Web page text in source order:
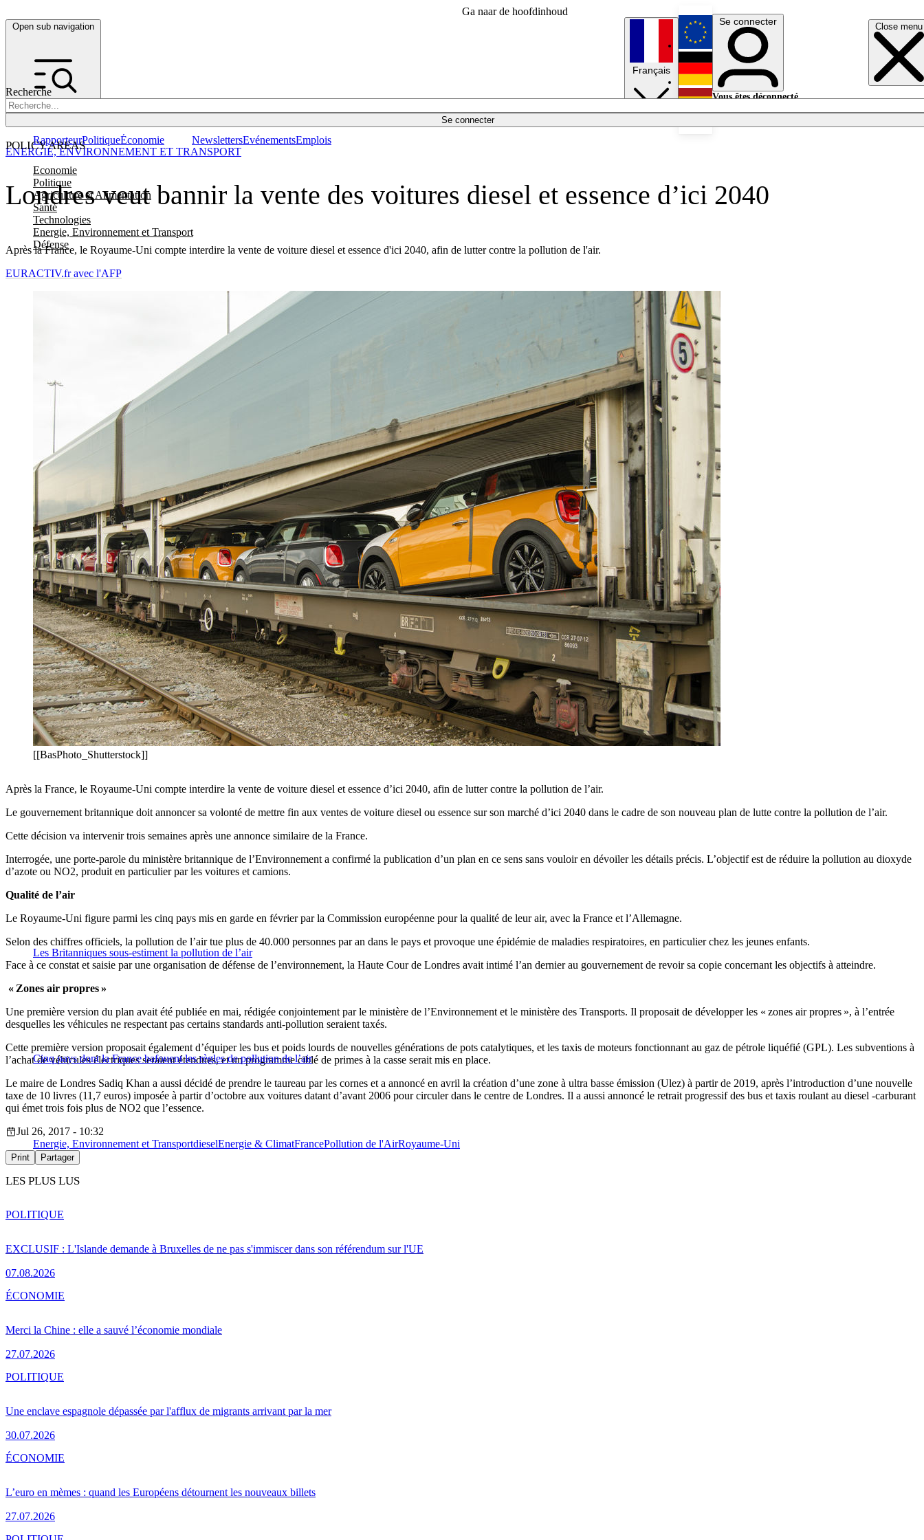
Ga naar de hoofdinhoud
Open sub navigation Close menu
Recherche
Se connecter
POLICY AREAS
Economie
Politique
Agriculture et Alimentation
Santé
Technologies
Energie, Environnement et Transport
Défense
RapporteurPolitiqueÉconomie NewslettersEvénementsEmplois
Français
English
Deutsch
Se connecter
Vous êtes déconnecté.
Londres veut bannir la vente des voitures diesel et essence d’ici 2040
Après la France, le Royaume-Uni compte interdire la vente de voiture diesel et essence d'ici 2040, afin de lutter contre la pollution de l'air.
ENERGIE, ENVIRONNEMENT ET TRANSPORT
EURACTIV.fr avec l'AFP
[[BasPhoto_Shutterstock]]
Après la France, le Royaume-Uni compte interdire la vente de voiture diesel et essence d’ici 2040, afin de lutter contre la pollution de l’air.
Le gouvernement britannique doit annoncer sa volonté de mettre fin aux ventes de voiture diesel ou essence sur son marché d’ici 2040 dans le cadre de son nouveau plan de lutte contre la pollution de l’air.
Cette décision va intervenir trois semaines après une annonce similaire de la France.
Interrogée, une porte-parole du ministère britannique de l’Environnement a confirmé la publication d’un plan en ce sens sans vouloir en dévoiler les détails précis. L’objectif est de réduire la pollution au dioxyde
d’azote ou NO2, produit en particulier par les voitures et camions.
Qualité de l’air
Le Royaume-Uni figure parmi les cinq pays mis en garde en février par la Commission européenne pour la qualité de leur air, avec la France et l’Allemagne.
Les Britanniques sous-estiment la pollution de l’air
Selon des chiffres officiels, la pollution de l’air tue plus de 40.000 personnes par an dans le pays et provoque une épidémie de maladies respiratoires, en particulier chez les jeunes enfants.
Face à ce constat et saisie par une organisation de défense de l’environnement, la Haute Cour de Londres avait intimé l’an dernier au gouvernement de revoir sa copie concernant les objectifs à atteindre.
« Zones air propres »
Une première version du plan avait été publiée en mai, rédigée conjointement par le ministère de l’Environnement et le ministère des Transports. Il proposait de développer les « zones air propres », à l’entrée
desquelles les véhicules ne respectant pas certains standards anti-pollution seraient taxés.
Cinq pays dont la France bafouent les règles de pollution de l’air
Cette première version proposait également d’équiper les bus et poids lourds de nouvelles générations de pots catalytiques, et les taxis de moteurs fonctionnant au gaz de pétrole liquéfié (GPL). Les subventions à
l’achat de véhicules électriques seraient étendues, et un programme ciblé de primes à la casse serait mis en place.
Le maire de Londres Sadiq Khan a aussi décidé de prendre le taureau par les cornes et a annoncé en avril la création d’une zone à ultra basse émission (Ulez) à partir de 2019, après l’introduction d’une nouvelle
taxe de 10 livres (11,7 euros) imposée à partir d’octobre aux voitures datant d’avant 2006 pour circuler dans le centre de Londres. Il a aussi annoncé le retrait progressif des bus et taxis roulant au diesel -carburant
qui émet trois fois plus de NO2 que l’essence.
Jul 26, 2017 - 10:32
Energie, Environnement et TransportdieselEnergie & ClimatFrancePollution de l'AirRoyaume-Uni
Print Partager
LES PLUS LUS
EXCLUSIF : L'Islande demande à Bruxelles de ne pas s'immiscer dans son référendum sur l'UE
07.08.2026
POLITIQUE
Merci la Chine : elle a sauvé l’économie mondiale
27.07.2026
ÉCONOMIE
Une enclave espagnole dépassée par l'afflux de migrants arrivant par la mer
30.07.2026
POLITIQUE
L’euro en mèmes : quand les Européens détournent les nouveaux billets
27.07.2026
ÉCONOMIE